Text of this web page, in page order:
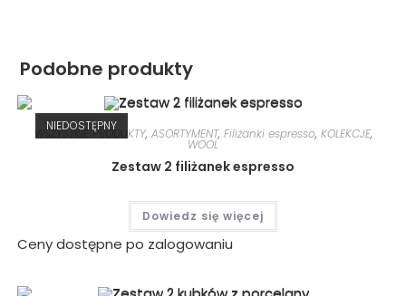
Podobne produkty
NIEDOSTĘPNY
WSZYSTKIE PRODUKTY, ASORTYMENT, Filiżanki espresso, KOLEKCJE,
WOOL
Zestaw 2 filiżanek espresso
Dowiedz się więcej
Ceny dostępne po zalogowaniu